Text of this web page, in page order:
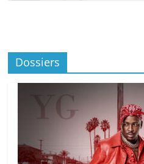
Dossiers